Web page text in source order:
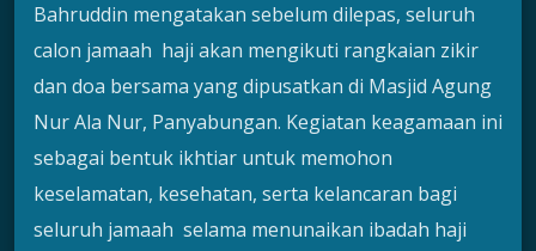
Bahruddin mengatakan sebelum dilepas, seluruh
calon jamaah haji akan mengikuti rangkaian zikir
dan doa bersama yang dipusatkan di Masjid Agung
Nur Ala Nur, Panyabungan. Kegiatan keagamaan ini
sebagai bentuk ikhtiar untuk memohon
keselamatan, kesehatan, serta kelancaran bagi
seluruh jamaah selama menunaikan ibadah haji